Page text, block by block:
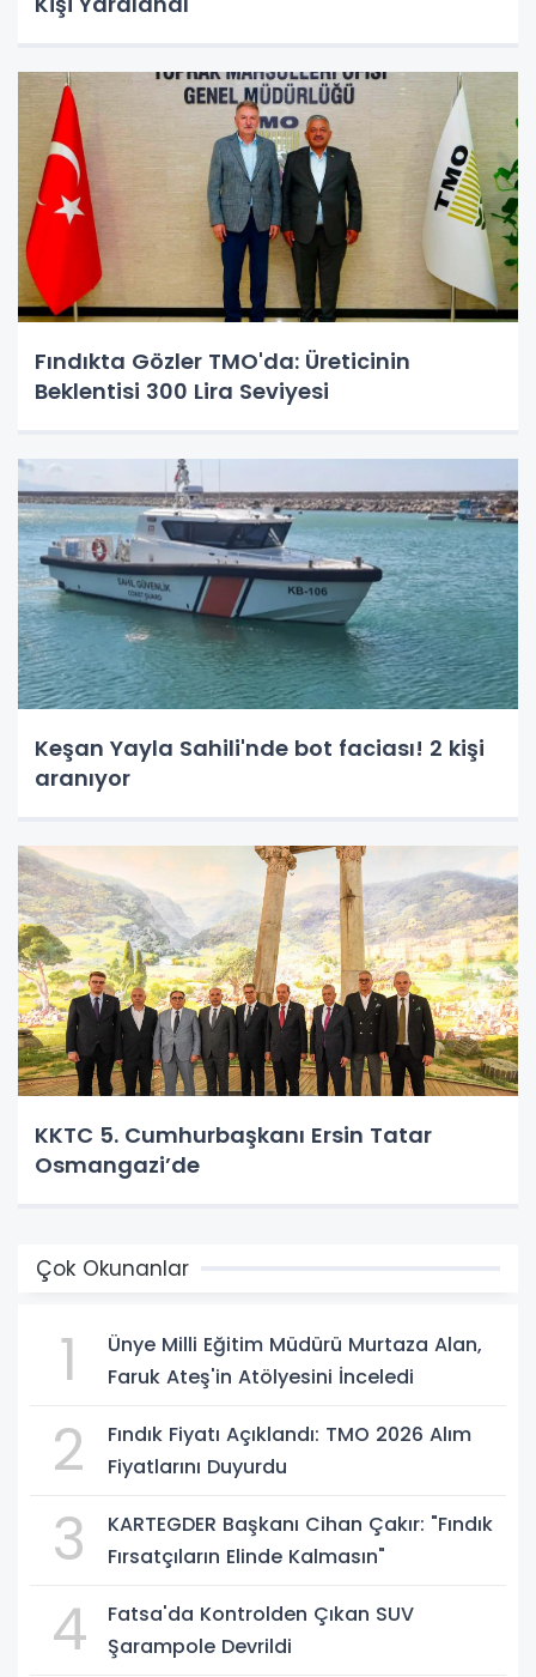
Fındıkta Gözler TMO'da: Üreticinin
Beklentisi 300 Lira Seviyesi
Keşan Yayla Sahili'nde bot faciası! 2 kişi
aranıyor
KKTC 5. Cumhurbaşkanı Ersin Tatar
Osmangazi’de
Çok Okunanlar
1
Ünye Milli Eğitim Müdürü Murtaza Alan,
Faruk Ateş'in Atölyesini İnceledi
2
Fındık Fiyatı Açıklandı: TMO 2026 Alım
Fiyatlarını Duyurdu
3
KARTEGDER Başkanı Cihan Çakır: "Fındık
Fırsatçıların Elinde Kalmasın"
4
Fatsa'da Kontrolden Çıkan SUV
Şarampole Devrildi